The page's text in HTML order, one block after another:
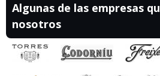
Algunas de las empresas
nosotros